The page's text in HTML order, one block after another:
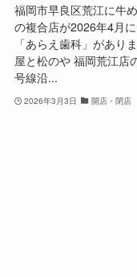
福岡市早良区荒江に牛
の複合店が2026年4月
「あらえ歯科」があり
屋と松のや 福岡荒江店
号線沿...
2026年3月3日 開店・閉店